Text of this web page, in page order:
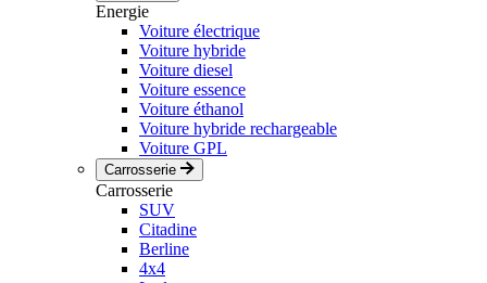
Energie
Voiture électrique
Voiture hybride
Voiture diesel
Voiture essence
Voiture éthanol
Voiture hybride rechargeable
Voiture GPL
Carrosserie
Carrosserie
SUV
Citadine
Berline
4x4